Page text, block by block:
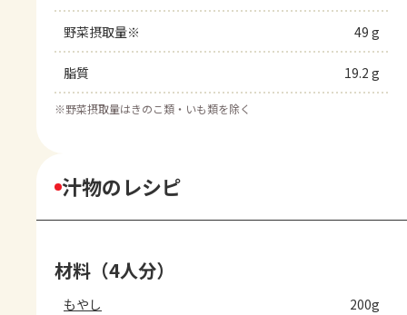
野菜摂取量※ 49 g
脂質 19.2 g
※野菜摂取量はきのこ類・いも類を除く
汁物のレシピ
材料（4人分）
もやし 200g